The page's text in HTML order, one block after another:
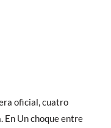
oficial, cuatro
En Un choque entre